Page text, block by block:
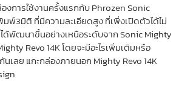
งการใช้งานครั้งแรกกับ Phrozen Sonic
มพ์3มิติ ที่มีความละเอียดสูง ที่เพิ่งเปิดตัวได้ไม่
ด้พัฒนาขึ้นอย่างเหนือระดับจาก Sonic Mighty
Revo 14K โดยจะมีอะไรเพิ่มเติมหรือ
นเลย แกะกล่องภายนอก Mighty Revo 14K